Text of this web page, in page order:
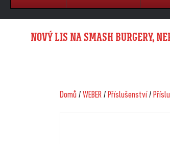
NOVÝ LIS NA SMASH BURGERY,
Domů/ WEBER/ Příslušenství/